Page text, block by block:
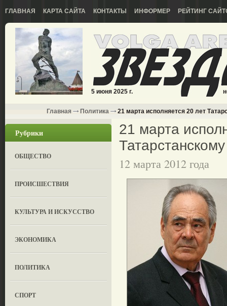
ГЛАВНАЯ КАРТА САЙТА КОНТАКТЫ ИНФОРМЕР РЕЙТИНГ
5 июня 2025 г.
Главная Политика 21 марта исполняется 20 лет
Рубрики
ОБЩЕСТВО
ПРОИСШЕСТВИЯ
КУЛЬТУРА И ИСКУССТВО
ЭКОНОМИКА
ПОЛИТИКА
СПОРТ
21 марта
12 марта 2012 года